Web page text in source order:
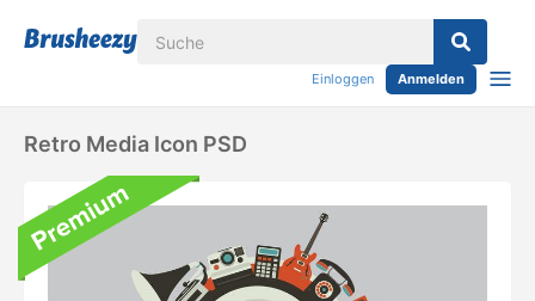
Einloggen Anmelden
Retro Media Icon PSD